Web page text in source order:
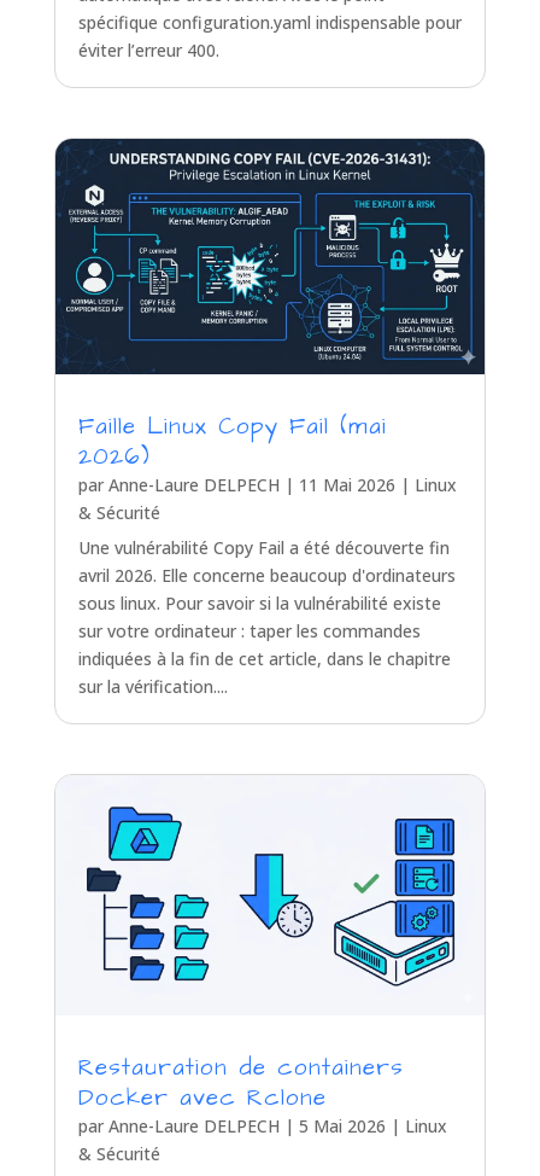
spécifique configuration.yaml indispensable pour
éviter l’erreur 400.
Faille Linux Copy Fail (mai
2026)
par Anne-Laure DELPECH | 11 Mai 2026 | Linux
& Sécurité
Une vulnérabilité Copy Fail a été découverte fin
avril 2026. Elle concerne beaucoup d'ordinateurs
sous linux. Pour savoir si la vulnérabilité existe
sur votre ordinateur : taper les commandes
indiquées à la fin de cet article, dans le chapitre
sur la vérification....
Restauration de containers
Docker avec Rclone
par Anne-Laure DELPECH | 5 Mai 2026 | Linux
& Sécurité